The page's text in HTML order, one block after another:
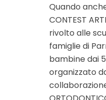
Quando
CONTEST
rivolto alle
famiglie di
bambine dai
organizzato